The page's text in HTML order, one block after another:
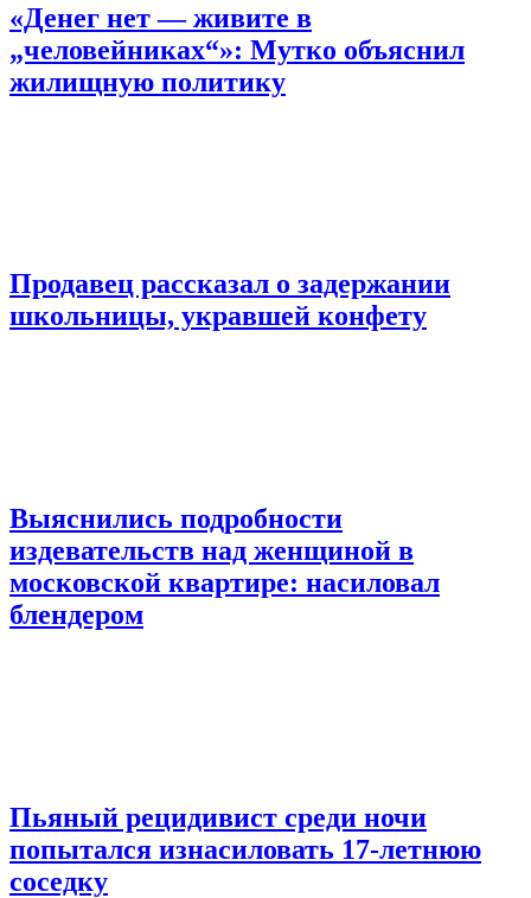
«Денег нет — живите в
„человейниках“»: Мутко объяснил
жилищную политику
Продавец рассказал о задержании
школьницы, укравшей конфету
Выяснились подробности
издевательств над женщиной в
московской квартире: насиловал
блендером
Пьяный рецидивист среди ночи
попытался изнасиловать 17-летнюю
соседку